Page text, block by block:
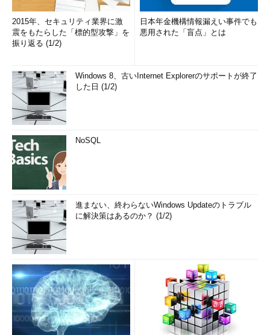
2015年、セキュリティ業界に激
震をもたらした「標的型攻撃」を
振り返る (1/2)
日本年金機構情報漏えい事件でも
悪用された「盲点」とは
Windows 8、古いInternet Explorerのサポートが終了
した日 (1/2)
NoSQL
進まない、終わらないWindows Updateのトラブル
に解決策はあるのか？ (1/2)